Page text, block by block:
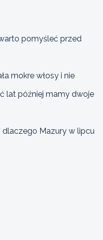
pomyśleć przed
mokre włosy i nie
lat później mamy dwoje
Mazury w lipcu